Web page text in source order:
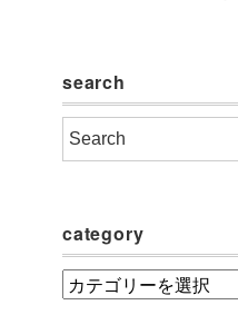
search
category
category